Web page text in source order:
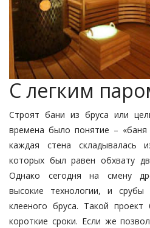
С легким
Строят бани из бруса или
времена было понятие –
каждая стена складывалась
которых был равен обхвату
Однако сегодня на смену
высокие технологии, и
клееного бруса. Такой
короткие сроки. Если же